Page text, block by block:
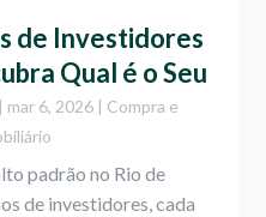
de Investidores
Qual é o Seu
| mar 6, 2026 | Compra e
padrão no Rio de
de investidores, cada